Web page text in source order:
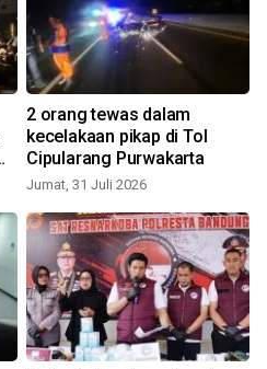
2 orang tewas dalam
kecelakaan pikap di Tol
Cipularang Purwakarta
Jumat, 31 Juli 2026